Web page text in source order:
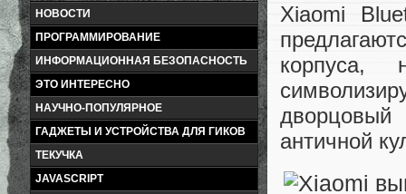
НОВОСТИ
ПРОГРАММИРОВАНИЕ
ИНФОРМАЦИОННАЯ БЕЗОПАСНОСТЬ
ЭТО ИНТЕРЕСНО
НАУЧНО-ПОПУЛЯРНОЕ
ГАДЖЕТЫ И УСТРОЙСТВА ДЛЯ ГИКОВ
ТЕКУЧКА
JAVASCRIPT
Xiaomi
корпуса,
античной